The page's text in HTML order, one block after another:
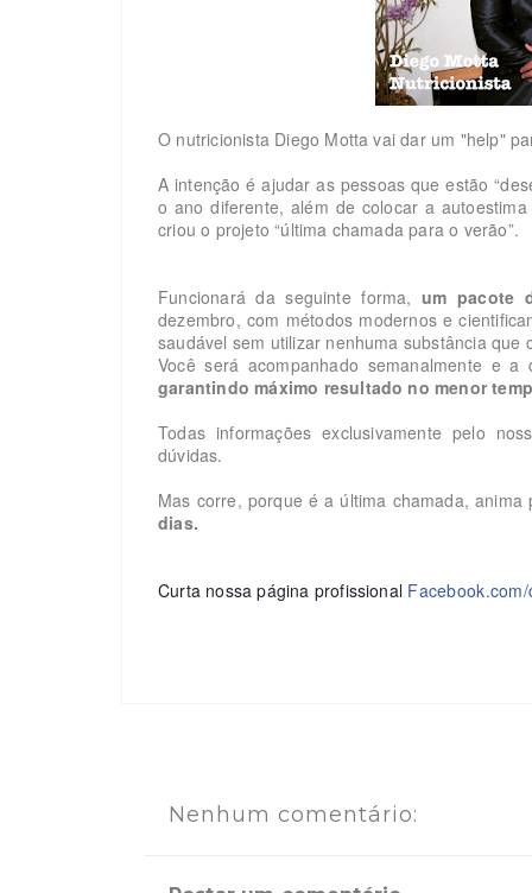
O nutricionista Diego Motta vai dar um "help"
A intenção é ajudar as pessoas que estão
o ano diferente, além de colocar a
criou o projeto “última chamada para o verão”.
Funcionará da seguinte forma,um pacote
dezembro, com métodos modernos e
saudável sem utilizar nenhuma substância que
Você será acompanhado semanalmente e a
garantindo máximo resultado no menor
Todas informações exclusivamente pelo
dúvidas.
Mas corre, porque é a última chamada,
dias.
Curta nossa página profissional
Nenhum comentário: